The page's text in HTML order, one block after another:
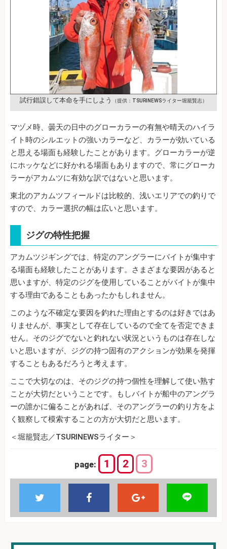
試行錯誤して本命を手にしよう （提供：TSURINEWSライター堀籠賢志）
マヅメ時、曇天の日中のグローカラーの有無や晴天のハイラ
イト時のシルエットの強いカラーなど、カラーが効いている
と思える場面も経験したことがあります。グローカラーが逆
にホッケなどに好かれる場面もありますので、常にグローカ
ラーがアカムツに有効な訳ではないと思います。
東北のアカムツフィールドは比較的、浅いエリアでの釣りで
すので、カラー選択の幅は広いと思います。
ジグの特性把握
アカムツジギングでは、特定のアングラーにバイトが集中す
る場面も経験したことがあります。さまざまな要因があると
思いますが、特定のジグを使用していることがバイトが集中
する理由であることもあったかもしれません。
このような不確定な要因を釣れた理由とするのは好きではあ
りませんが、事実として存在しているので全てを否定できま
せん。そのジグでないと釣れない状況というものは存在しな
いと思いますが、ジグの持つ固有のアクションが効果を発揮
することもあるだろうと考えます。
ここで大切なのは、そのジグの持つ個性を理解して使い熟す
ことが大切だということです。もしバイトが船中のアングラ
ーの誰かに偏ることがあれば、そのアングラーの釣り方をよ
く観察して模索することの方が大切だと思います。
＜堀籠賢志／TSURINEWSライター＞
page: 1 2 3